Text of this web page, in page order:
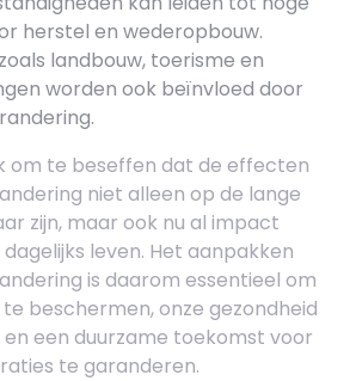
herstel en wederopbouw.
landbouw, toerisme en
worden ook beïnvloed door
om te beseffen dat de effecten
niet alleen op de lange
zijn, maar ook nu al impact
leven. Het aanpakken
is daarom essentieel om
beschermen, onze gezondheid
een duurzame toekomst voor
te garanderen.